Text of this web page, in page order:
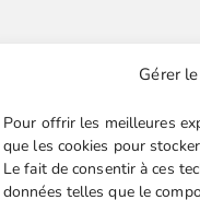
Gérer
Pour offrir les meilleures
que les cookies pour
Le fait de consentir à ces
données telles que le
Publications
Nos publications
Repère juridique